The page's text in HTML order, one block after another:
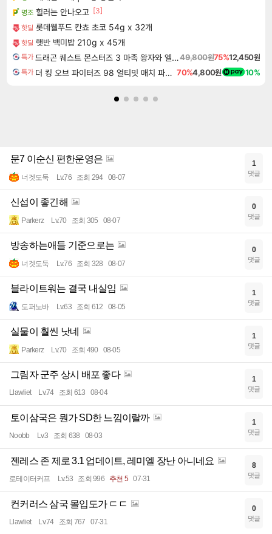
명조 힐러는 안나오고 [3]
핫딜 롯데웰푸드 칸쵸 초코 54g x 32개
핫딜 햇반 백미밥 210g x 45개
특가 드래곤 퀘스트 몬스터즈 3 마족 왕자와 엘프의 여행 Dragon Quest Monsters The Dark Prince49,800원75%12,450원
특가 더 킹 오브 파이터즈 98 얼티밋 매치 파이널 에디션 THE KING OF FIGHTERS 98 ULTIMATE MATCH FINAL EDITION 70%4,800원 10%
문7 이순신 편한운영은
너겟도둑 Lv.76 조회 294 08-07
1
댓글
신섭이 좋긴해
Parkerz Lv.70 조회 305 08-07
0
댓글
방송하는애들 기준으로는
너겟도둑 Lv.76 조회 328 08-07
0
댓글
블라이트워는 결국 내실임
도퍼노바 Lv.63 조회 612 08-05
1
댓글
실물이 훨씬 낫네
Parkerz Lv.70 조회 490 08-05
1
댓글
그림자 군주 상시 배포 좋다
Llawliet Lv.74 조회 613 08-04
1
댓글
토이삼국은 뭔가 SD한 느낌이랄까
Noobb Lv.3 조회 638 08-03
1
댓글
젠레스 존 제로 3.1 업데이트, 레미엘 장난 아니네요
로테이터커프 Lv.53 조회 996 추천 5 07-31
8
댓글
컨커러스 삼국 몰입도가 ㄷㄷ
Llawliet Lv.74 조회 767 07-31
0
댓글